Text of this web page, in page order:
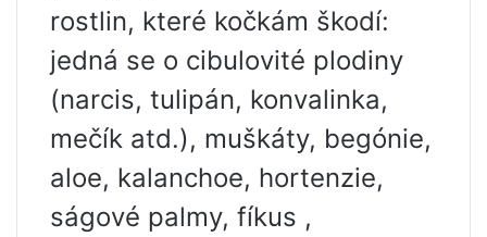
rostlin, které kočkám škodí:
jedná se o cibulovité plodiny
(narcis, tulipán, konvalinka,
mečík atd.), muškáty, begónie,
aloe, kalanchoe, hortenzie,
ságové palmy, fíkus ,